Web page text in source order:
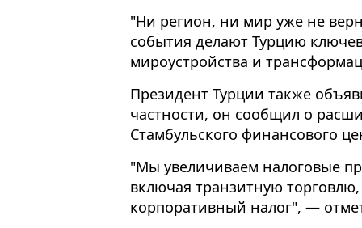
"Ни регион, ни мир уже не
события делают Турцию
мироустройства и
Президент Турции также
частности, он сообщил о
Стамбульского финансового
"Мы увеличиваем налоговые
включая транзитную
корпоративный налог", —